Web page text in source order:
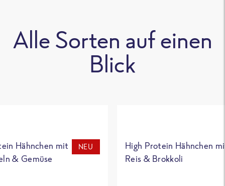
Alle Sorten auf einen
Blick
Hähnchen mit
& Gemüse
NEU
High Protein Hähnchen
Reis & Brokkoli